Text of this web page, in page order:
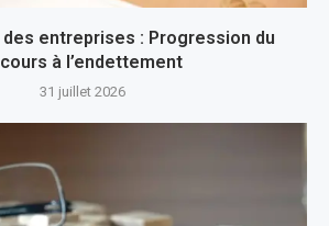
entreprises : Progression du
à l’endettement
31 juillet 2026